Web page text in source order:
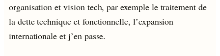
organisation et vision tech, par exemple le traitement de
la dette technique et fonctionnelle, l’expansion
internationale et j’en passe.